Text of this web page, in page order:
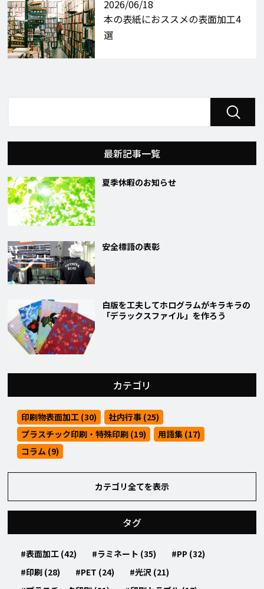
2026/06/18
本の表紙におススメの表面加工4
選
最新記事一覧
夏季休暇のお知らせ
安全標語の表彰
白版を工夫してホログラムがキラキラの
「デラックスファイル」を作ろう
カテゴリ
印刷物表面加工 (30)
社内行事 (25)
プラスチック印刷・特殊印刷 (19)
用語集 (17)
コラム (9)
カテゴリ全てを表示
タグ
#表面加工 (42) #ラミネート (35)
#PP (32)
#印刷 (28)
#PET (24)
#光沢 (21)